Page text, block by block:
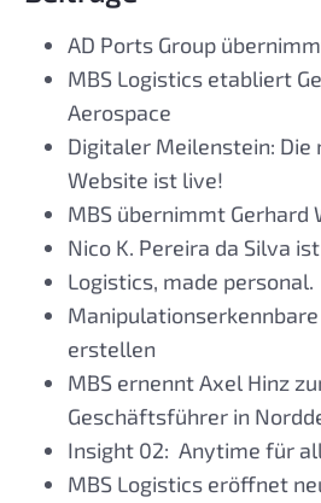
AD Ports Group
MBS Logistics etabliert
Aerospace
Digitaler Meilenstein: Die
Website ist live!
MBS übernimmt Gerhard
Nico K. Pereira da Silva
Logistics, made personal.
erstellen
MBS ernennt Axel Hinz
Geschäftsführer in
Insight 02: Anytime für
MBS Logistics eröffnet